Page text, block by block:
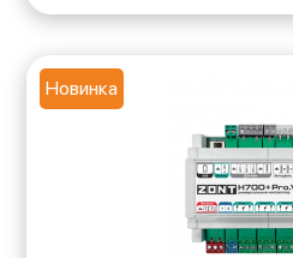
Новинка